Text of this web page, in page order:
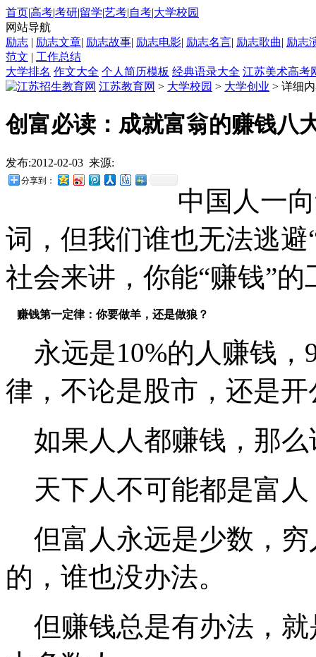
首页|高考|考研|留学|艺考|自考|大学校园
网站导航
励志 | 励志文章| 励志故事| 励志电影| 励志名言| 励志歌曲| 励志
范文 | 工作总结
大学排名 作文大全 个人简历模板 经典语录大全 江苏美术高考
江苏教育网 > 大学校园 > 大学创业 > 详细
创富必读：成就富翁的赚钱八
发布:2012-02-03 来源:
分享到：
中国人一
词，但我们谁也无法逃
社会来讲，你能“赚钱”
赚钱第一定律：你要做羊，还是做狼？
永远是10%的人赚钱，
律，不论是股市，还是
如果人人都赚钱，那么
天下人不可能都是富人
但富人永远是少数，
的，谁也没办法。
但赚钱总是有办法，就